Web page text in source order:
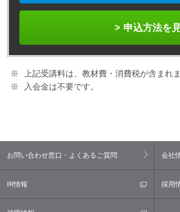
申込方法を
上記受講料は、教材費・消費税が含まれま
入会金は不要です。
お問い合わせ窓口・よくあるご質問 会社
IR情報 採用